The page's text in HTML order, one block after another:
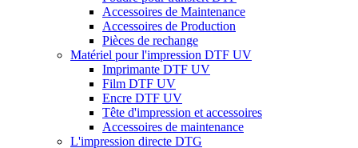
Accessoires de Maintenance
Accessoires de Production
Pièces de rechange
Matériel pour l'impression DTF UV
Imprimante DTF UV
Film DTF UV
Encre DTF UV
Tête d'impression et accessoires
Accessoires de maintenance
L'impression directe DTG